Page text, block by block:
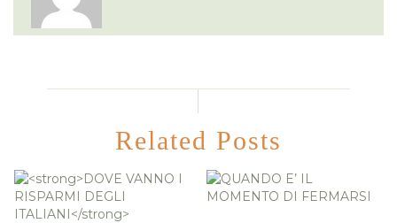
Related Posts